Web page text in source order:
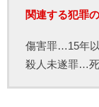
関連する犯罪
傷害罪…15年
殺人未遂罪…